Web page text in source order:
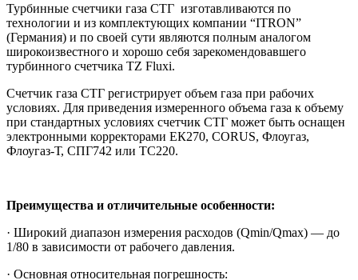
Турбинные счетчики газа СТГ изготавливаются по
технологии и из комплектующих компании “ITRON”
(Германия) и по своей сути являются полным аналогом
широкоизвестного и хорошо себя зарекомендовавшего
турбинного счетчика TZ Fluxi.
Счетчик газа СТГ регистрирует объем газа при рабочих
условиях. Для приведения измеренного объема газа к объему
при стандартных условиях счетчик СТГ может быть оснащен
электронными корректорами ЕК270, CORUS, Флоугаз,
Флоугаз-Т, СПГ742 или ТС220.
Преимущества и отличительные особенности:
· Широкий диапазон измерения расходов (Qmin/Qmax) — до
1/80 в зависимости от рабочего давления.
· Основная относительная погрешность: